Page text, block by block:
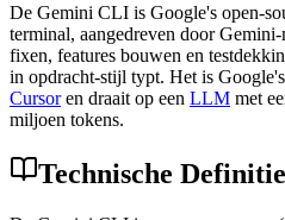
De Gemini CLI is Google's open-
terminal, aangedreven door
fixen, features bouwen en
in opdracht-stijl typt. Het is
Cursoren draait op een LLM met
miljoen tokens.
Technische Definitie